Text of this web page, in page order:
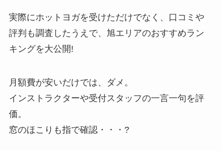
実際にホットヨガを受けただけでなく、口コミや
評判も調査したうえで、旭エリアのおすすめラン
キングを大公開!
月額費が安いだけでは、ダメ。
インストラクターや受付スタッフの一言一句を評
価。
窓のほこりも指で確認・・・?